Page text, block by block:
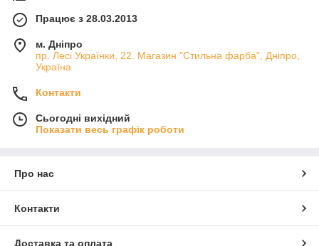
Працює з 28.03.2013
м. Дніпро
пр. Лесі Українки, 22. Магазин "Стильна фарба", Дніпро,
Україна
Контакти
Сьогодні вихідний
Показати весь графік роботи
Про нас
Контакти
Доставка та оплата